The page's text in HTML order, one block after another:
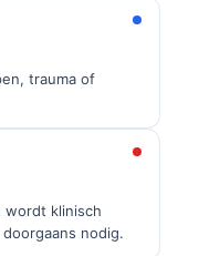
trauma of
wordt klinisch
nodig.